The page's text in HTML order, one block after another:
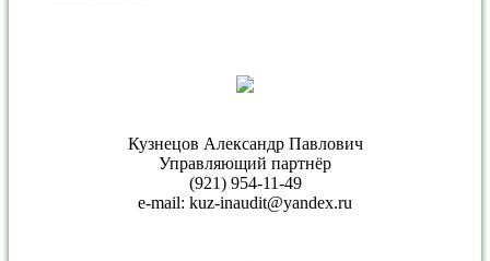
Кузнецов Александр Павлович
Управляющий партнёр
(921) 954-11-49
e-mail: kuz-inaudit@yandex.ru